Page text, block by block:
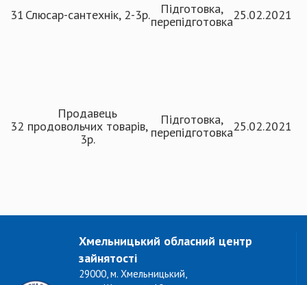
31 Слюсар-сантехнік, 2-3р.
Підготовка,
перепідготовка25.02.2021
32
Продавець
продовольчих товарів,
3р.
Підготовка,
перепідготовка25.02.2021
Хмельницький обласний центр
зайнятості
29000, м. Хмельницький,